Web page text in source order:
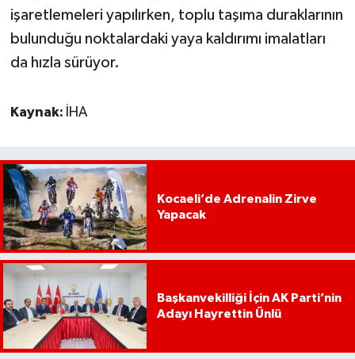
işaretlemeleri yapılırken, toplu taşıma duraklarının
bulunduğu noktalardaki yaya kaldırımı imalatları
da hızla sürüyor.
Kaynak: İHA
Kocaeli’de Adrenalin Zirve
Yapacak
Başkanvekilliği İçin AK Parti’nin
Adayı Hayrettin Ünlü